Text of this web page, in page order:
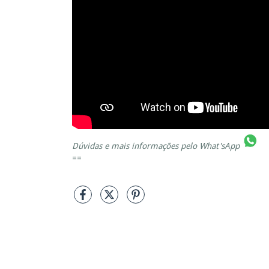
Dúvidas e mais informações pelo What'sApp
==